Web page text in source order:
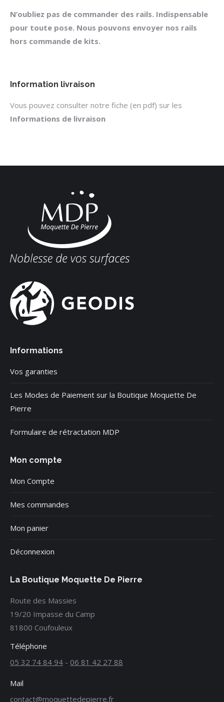
produit
N’oubliez pas de commander des rails. Indispensable
pour toute pose. Nous pouvons envoyer nos rails
hors commande de kits.
Information livraison
Vous pouvez consulter notre fiche (en pdf) sur les
Informations de livraison
Informations
Vos garanties
Les Modes de Paiement sur la Boutique Moquette De
Pierre
Formulaire de rétractation MDP
Mon compte
Mon Compte
Mes commandes
Mon panier
Déconnexion
La Boutique Moquette De Pierre
Route des Massies
19/20 Impasse du Camp
81800 Coufouleux
Téléphone
05 32 74 84 94 - 06 81 42 27 88
Mail
rf.erreipedetteuqom@tcatnoc